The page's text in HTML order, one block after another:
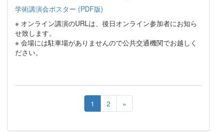
学術講演会ポスター (PDF版)
※ オンライン講演のURLは、後日オンライン参加者にお知ら
せ致します。
※ 会場には駐車場がありませんので公共交通機関でお越しく
ださい。
1 2 »